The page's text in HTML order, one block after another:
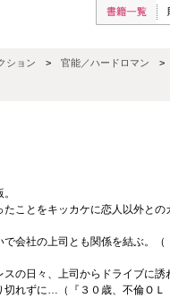
ション > 官能／ハードロマン >
ことをキッカケに恋人以外と
会社の上司とも関係を結ぶ。（
の日々、上司からドライブに
れずに…（『３０歳、不倫ＯＬ